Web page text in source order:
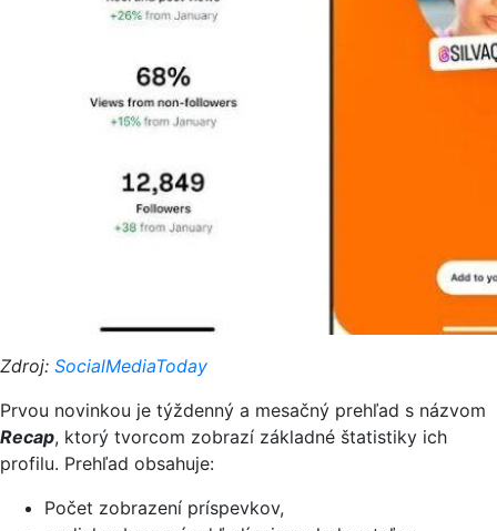
Zdroj: SocialMediaToday
Prvou novinkou je týždenný a mesačný prehľad s názvom
Recap, ktorý tvorcom zobrazí základné štatistiky ich
profilu. Prehľad obsahuje:
Počet zobrazení príspevkov,